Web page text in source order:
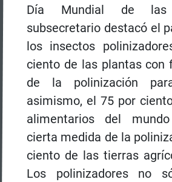
Día Mundial de las
subsecretario destacó el
los insectos
ciento de las plantas con
de la polinización
asimismo, el 75 por
alimentarios del
cierta medida de la
ciento de las tierras
Los polinizadores no